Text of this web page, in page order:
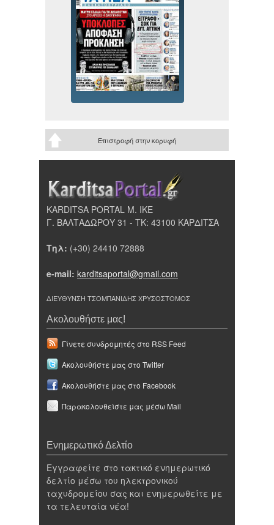
Επιστροφή στην κορυφή
KARDITSA PORTAL Μ. ΙΚΕ
Γ. ΒΑΛΤΑΔΩΡΟΥ 31 - ΤΚ: 43100 ΚΑΡΔΙΤΣΑ
Τηλ: (+30) 24410 72888
e-mail: karditsaportal@gmail.com
ΔΙΕΥΘΥΝΣΗ ΤΣΟΜΠΑΝΙΔΗΣ ΧΡΥΣΟΣΤΟΜΟΣ
Ακολουθήστε μας!
Γίνετε συνδρομητές στο RSS Feed
Ακολουθήστε μας στο Twitter
Ακολουθήστε μας στο Facebook
Παρακολουθείστε μας μέσω Mail
Ενημερωτικό Δελτίο
Εγγραφείτε στο τακτικό ενημερωτικό
δελτίο μέσω του ηλεκτρονικού
ταχυδρομείου σας και ενημερωθείτε με
τα τελευταία νέα!